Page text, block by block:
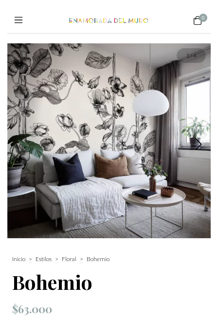
0
1/4
Inicio > Estilos > Floral > Bohemio
Bohemio
$63.000